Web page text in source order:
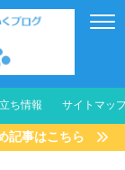
ち情報 サイトマッ
記事はこちら